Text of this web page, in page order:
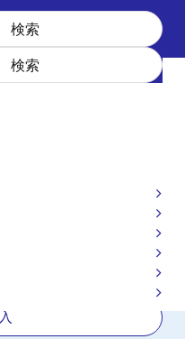
ント
Current Sub-